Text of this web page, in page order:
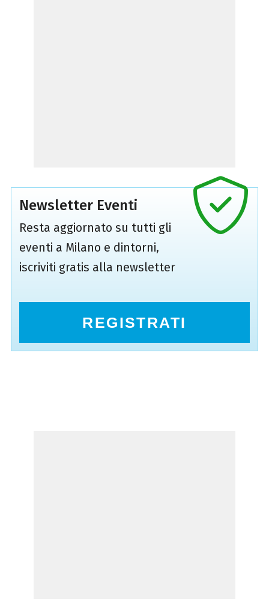
Newsletter Eventi
Resta aggiornato su tutti gli
eventi a Milano e dintorni,
iscriviti gratis alla newsletter
REGISTRATI